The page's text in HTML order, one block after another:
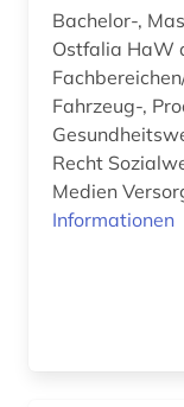
Bachelor-,
Ostfalia HaW
Fachbereichen/
Fahrzeug-,
Gesundheitswesen Informatik
Recht Sozialwesen Verkehr-Sport-Tourismus-
Informationen